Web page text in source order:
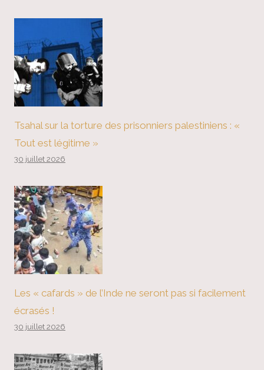
Tsahal sur la torture des prisonniers palestiniens : «
Tout est légitime »
30 juillet 2026
Les « cafards » de l’Inde ne seront pas si facilement
écrasés !
30 juillet 2026